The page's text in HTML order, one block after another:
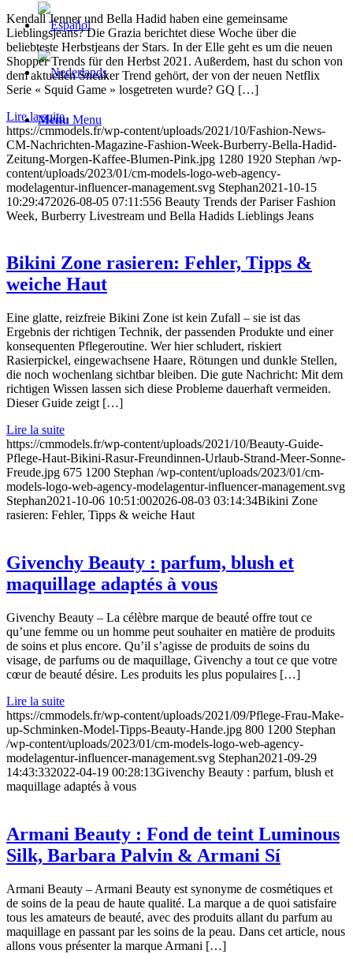
Menu Menu
Kendall Jenner und Bella Hadid haben eine gemeinsame
Lieblingsjeans? Die Grazia berichtet diese Woche über die
beliebteste Herbstjeans der Stars. In der Elle geht es um die neuen
Shopper Trends für den Herbst 2021. Außerdem, hast du schon von
dem aktuellen Sneaker Trend gehört, der von der neuen Netflix
Serie « Squid Game » losgetreten wurde? GQ […]
Lire la suite
https://cmmodels.fr/wp-content/uploads/2021/10/Fashion-News-
CM-Nachrichten-Magazine-Fashion-Week-Burberry-Bella-Hadid-
Zeitung-Morgen-Kaffee-Blumen-Pink.jpg 1280 1920 Stephan /wp-
content/uploads/2023/01/cm-models-logo-web-agency-
modelagentur-influencer-management.svg Stephan2021-10-15
10:29:472026-08-05 07:11:556 Beauty Trends der Pariser Fashion
Week, Burberry Livestream und Bella Hadids Lieblings Jeans
Bikini Zone rasieren: Fehler, Tipps &
weiche Haut
Eine glatte, reizfreie Bikini Zone ist kein Zufall – sie ist das
Ergebnis der richtigen Technik, der passenden Produkte und einer
konsequenten Pflegeroutine. Wer hier schludert, riskiert
Rasierpickel, eingewachsene Haare, Rötungen und dunkle Stellen,
die noch wochenlang sichtbar bleiben. Die gute Nachricht: Mit dem
richtigen Wissen lassen sich diese Probleme dauerhaft vermeiden.
Dieser Guide zeigt […]
Lire la suite
https://cmmodels.fr/wp-content/uploads/2021/10/Beauty-Guide-
Pflege-Haut-Bikini-Rasur-Freundinnen-Urlaub-Strand-Meer-Sonne-
Freude.jpg 675 1200 Stephan /wp-content/uploads/2023/01/cm-
models-logo-web-agency-modelagentur-influencer-management.svg
Stephan2021-10-06 10:51:002026-08-03 03:14:34Bikini Zone
rasieren: Fehler, Tipps & weiche Haut
Givenchy Beauty : parfum, blush et
maquillage adaptés à vous
Givenchy Beauty – La célèbre marque de beauté offre tout ce
qu’une femme ou un homme peut souhaiter en matière de produits
de soins et plus encore. Qu’il s’agisse de produits de soins du
visage, de parfums ou de maquillage, Givenchy a tout ce que votre
cœur de beauté désire. Les produits les plus populaires […]
Lire la suite
https://cmmodels.fr/wp-content/uploads/2021/09/Pflege-Frau-Make-
up-Schminken-Model-Tipps-Beauty-Hande.jpg 800 1200 Stephan
/wp-content/uploads/2023/01/cm-models-logo-web-agency-
modelagentur-influencer-management.svg Stephan2021-09-29
14:43:332022-04-19 00:28:13Givenchy Beauty : parfum, blush et
maquillage adaptés à vous
Armani Beauty : Fond de teint Luminous
Silk, Barbara Palvin & Armani Sí
Armani Beauty – Armani Beauty est synonyme de cosmétiques et
de soins de la peau de haute qualité. La marque a de quoi satisfaire
tous les amateurs de beauté, avec des produits allant du parfum au
maquillage en passant par les soins de la peau. Dans cet article, nous
allons vous présenter la marque Armani […]